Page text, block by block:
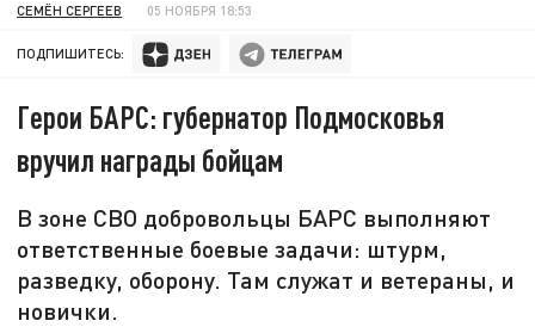
СЕМЁН СЕРГЕЕВ 05 НОЯБРЯ 18:53
ПОДПИШИТЕСЬ:
Герои БАРС: губернатор Подмосковья
вручил награды бойцам
В зоне СВО добровольцы БАРС выполняют
ответственные боевые задачи: штурм,
разведку, оборону. Там служат и ветераны, и
новички.